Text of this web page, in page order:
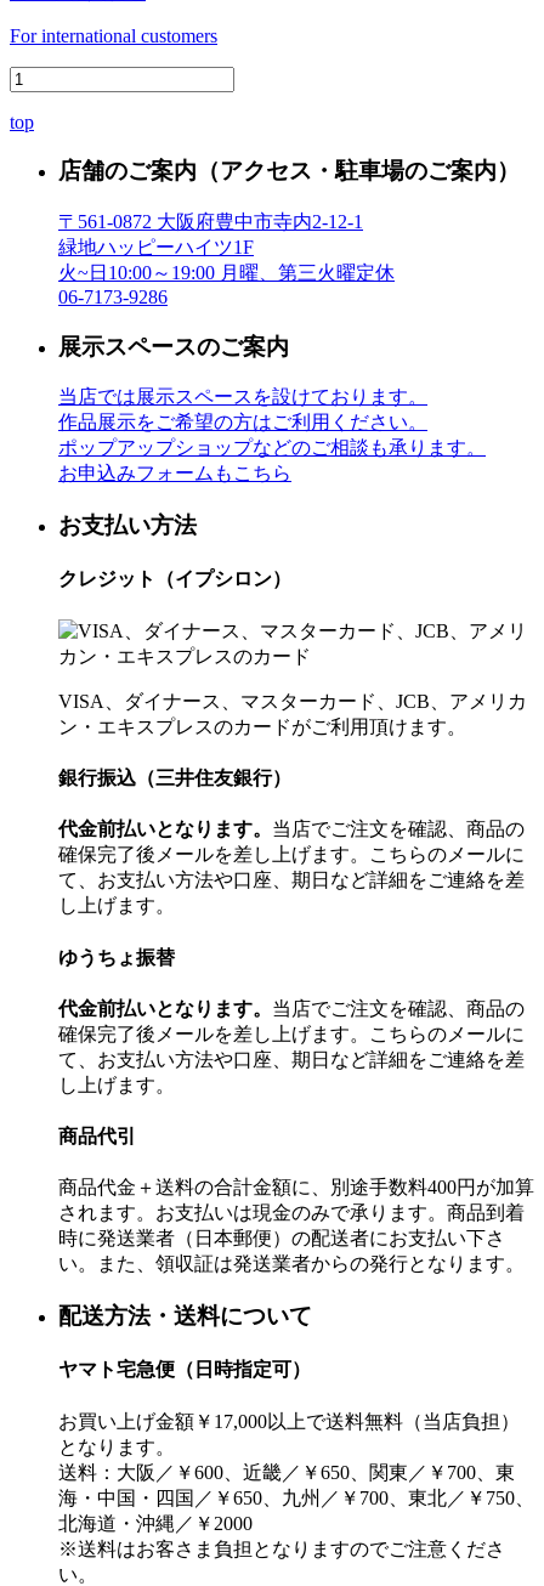
For international customers
top
店舗のご案内 （アクセス・駐車場のご案内）
〒561-0872 大阪府豊中市寺内2-12-1
緑地ハッピーハイツ1F
火~日10:00～19:00 月曜、第三火曜定休
06-7173-9286
展示スペースのご案内
当店では展示スペースを設けております。
作品展示をご希望の方はご利用ください。
ポップアップショップなどのご相談も承ります。
お申込みフォームもこちら
お支払い方法
クレジット（イプシロン）
VISA、ダイナース、マスターカード、JCB、アメリカ
ン・エキスプレスのカードがご利用頂けます。
銀行振込（三井住友銀行）
代金前払いとなります。 当店でご注文を確認、商品の
確保完了後メールを差し上げます。こちらのメールに
て、お支払い方法や口座、期日など詳細をご連絡を差
し上げます。
ゆうちょ振替
代金前払いとなります。 当店でご注文を確認、商品の
確保完了後メールを差し上げます。こちらのメールに
て、お支払い方法や口座、期日など詳細をご連絡を差
し上げます。
商品代引
商品代金＋送料の合計金額に、別途手数料400円が加算
されます。お支払いは現金のみで承ります。商品到着
時に発送業者（日本郵便）の配送者にお支払い下さ
い。また、領収証は発送業者からの発行となります。
配送方法・送料について
ヤマト宅急便（日時指定可）
お買い上げ金額￥17,000以上で送料無料（当店負担）
となります。
送料：大阪／￥600、近畿／￥650、関東／￥700、東
海・中国・四国／￥650、九州／￥700、東北／￥750、
北海道・沖縄／￥2000
※送料はお客さま負担となりますのでご注意くださ
い。